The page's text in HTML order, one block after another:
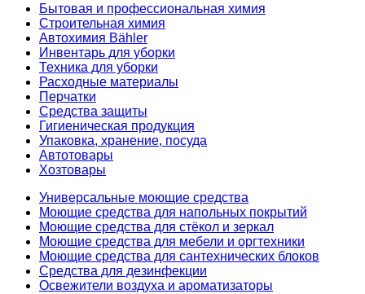
Бытовая и профессиональная химия
Строительная химия
Автохимия Bähler
Инвентарь для уборки
Техника для уборки
Расходные материалы
Перчатки
Средства защиты
Гигиеническая продукция
Упаковка, хранение, посуда
Автотовары
Хозтовары
Универсальные моющие средства
Моющие средства для напольных покрытий
Моющие средства для стёкол и зеркал
Моющие средства для мебели и оргтехники
Моющие средства для сантехнических блоков
Средства для дезинфекции
Освежители воздуха и ароматизаторы